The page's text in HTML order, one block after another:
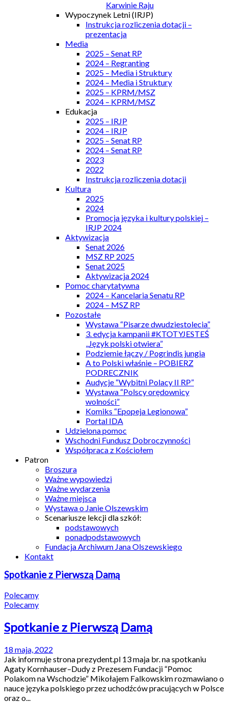
Karwinie Raju
Wypoczynek Letni (IRJP)
Instrukcja rozliczenia dotacji –
prezentacja
Media
2025 – Senat RP
2024 – Regranting
2025 – Media i Struktury
2024 – Media i Struktury
2025 – KPRM/MSZ
2024 – KPRM/MSZ
Edukacja
2025 – IRJP
2024 – IRJP
2025 – Senat RP
2024 – Senat RP
2023
2022
Instrukcja rozliczenia dotacji
Kultura
2025
2024
Promocja języka i kultury polskiej –
IRJP 2024
Aktywizacja
Senat 2026
MSZ RP 2025
Senat 2025
Aktywizacja 2024
Pomoc charytatywna
2024 – Kancelaria Senatu RP
2024 – MSZ RP
Pozostałe
Wystawa “Pisarze dwudziestolecia”
3. edycja kampanii #KTOTYJESTEŚ
„Język polski otwiera”
Podziemie łączy / Pogrindis jungia
A to Polski właśnie – POBIERZ
PODRECZNIK
Audycje “Wybitni Polacy II RP”
Wystawa “Polscy orędownicy
wolności”
Komiks “Epopeja Legionowa”
Portal IDA
Udzielona pomoc
Wschodni Fundusz Dobroczynności
Współpraca z Kościołem
Patron
Broszura
Ważne wypowiedzi
Ważne wydarzenia
Ważne miejsca
Wystawa o Janie Olszewskim
Scenariusze lekcji dla szkół:
podstawowych
ponadpodstawowych
Fundacja Archiwum Jana Olszewskiego
Kontakt
Spotkanie z Pierwszą Damą
Polecamy
Polecamy
Spotkanie z Pierwszą Damą
18 maja, 2022
Jak informuje strona prezydent.pl 13 maja br. na spotkaniu
Agaty Kornhauser–Dudy z Prezesem Fundacji “Pomoc
Polakom na Wschodzie” Mikołajem Falkowskim rozmawiano o
nauce języka polskiego przez uchodźców pracujących w Polsce
oraz o...